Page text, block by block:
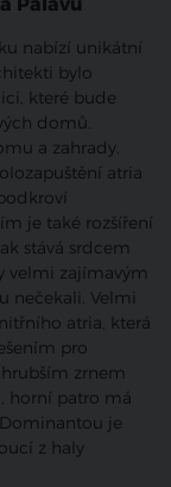
nabízí unikátní
bylo
které bude
domů.
a zahrady.
atria
je také rozšíření
stává srdcem
velmi zajímavým
nečekali. Velmi
atria, která
pro
zrnem
horní patro má
je
z haly